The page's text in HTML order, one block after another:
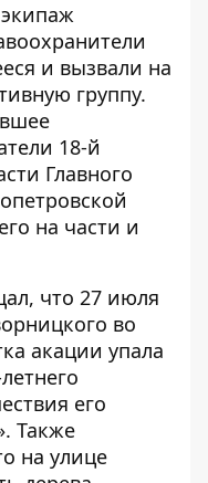
и вызвали на
группу.
18-й
Главного
на части и
что 27 июля
во
акации упала
его
Также
на улице